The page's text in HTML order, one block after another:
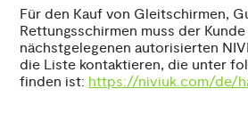
Für den Kauf von Gleitschirmen,
Rettungsschirmen muss der
nächstgelegenen autorisierten
die Liste kontaktieren, die unter
finden ist: https://niviuk.com/de/